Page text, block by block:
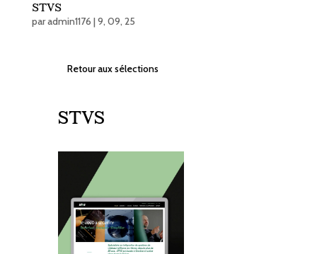
STVS
paradmin1176 |9, 09, 25
Retour aux sélections
STVS